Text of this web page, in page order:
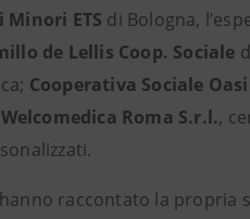
ETS di Bologna,
de Lellis Coop. Sociale
Cooperativa Sociale
Welcomedica Roma S.r.l.,
raccontato la propria